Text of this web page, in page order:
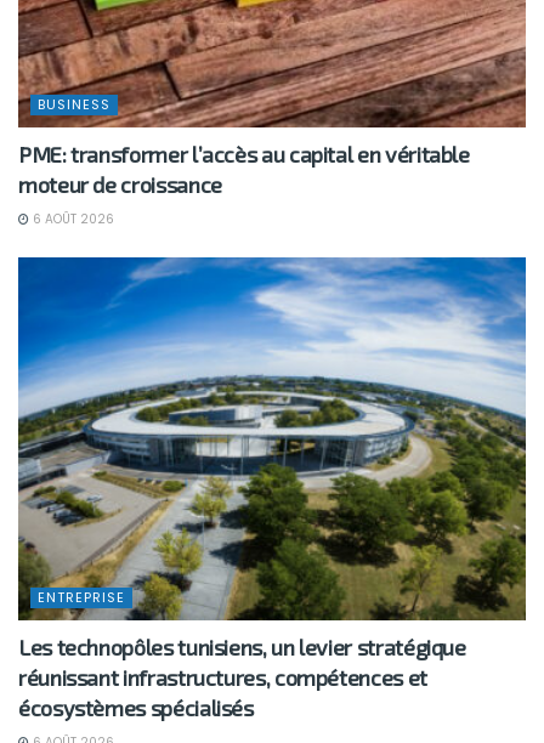
BUSINESS
PME: transformer l’accès au capital en véritable
moteur de croissance
6 AOÛT 2026
ENTREPRISE
Les technopôles tunisiens, un levier stratégique
réunissant infrastructures, compétences et
écosystèmes spécialisés